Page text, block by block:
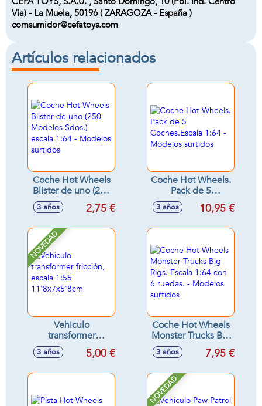
Vía) - La Muela, 50196 ( ZARAGOZA - España )
comsumidor@cefatoys.com
Artículos relacionados
Coche Hot Wheels
Blister de uno (250
Modelos Sdos.)
escala 1:64 -
3 años 2,75 €
Coche Hot Wheels.
Pack de 5
Coches.Escala 1:64
- Modelos surtidos
3 años 10,95 €
NOVEDAD
Vehiculo
transformer
fricción, escala 1:55
11'8x7x5'8cm
3 años 5,00 €
Coche Hot Wheels
Monster Trucks Big
Rigs. Escala 1:64
con 6 ruedas. -
3 años 7,95 €
NOVEDAD